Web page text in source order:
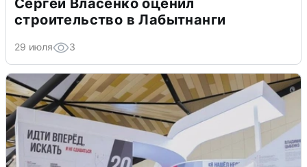
Сергей Власенко оценил
строительство в Лабытнанги
29 июля 3